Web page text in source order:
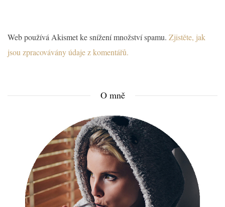
Web používá Akismet ke snížení množství spamu. Zjistěte, jak
jsou zpracovávány údaje z komentářů.
O mně